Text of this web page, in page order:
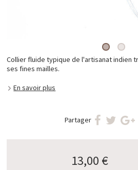
Collier fluide typique de l'artisanat indien
ses fines mailles.
En savoir plus
Partager
13,00 €